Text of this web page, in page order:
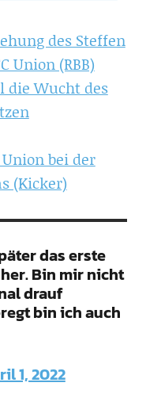
des Steffen
Union (RBB)
die Wucht des
bei der
(Kicker)
das erste
Bin mir nicht
drauf
bin ich auch
1, 2022